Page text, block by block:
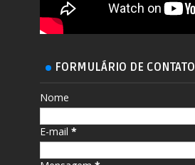
FORMULÁRIO DE CONTATO
Nome
E-mail*